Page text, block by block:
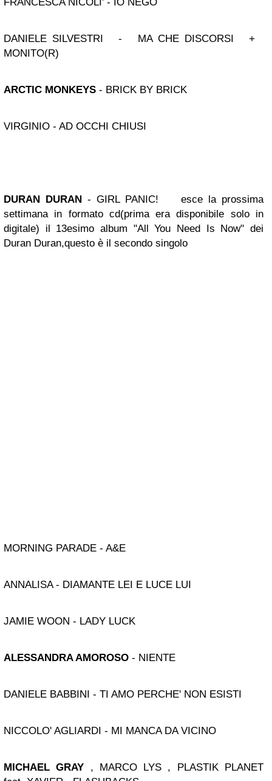
DANIELE SILVESTRI - MA CHE DISCORSI +
MONITO(R)
ARCTIC MONKEYS - BRICK BY BRICK
VIRGINIO - AD OCCHI CHIUSI
DURAN DURAN - GIRL PANIC! esce la prossima
settimana in formato cd(prima era disponibile solo in
digitale) il 13esimo album "All You Need Is Now" dei
Duran Duran,questo è il secondo singolo
MORNING PARADE - A&E
ANNALISA - DIAMANTE LEI E LUCE LUI
JAMIE WOON - LADY LUCK
ALESSANDRA AMOROSO - NIENTE
DANIELE BABBINI - TI AMO PERCHE' NON ESISTI
NICCOLO' AGLIARDI - MI MANCA DA VICINO
MICHAEL GRAY , MARCO LYS , PLASTIK PLANET